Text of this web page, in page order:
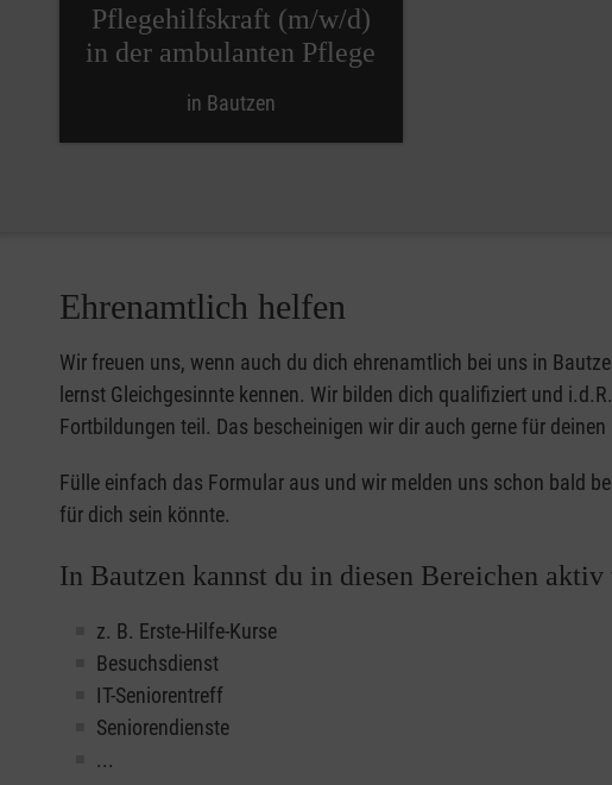
Pflegehilfskraft (m/w/d)
in der ambulanten Pflege
in Bautzen
Ehrenamtlich helfen
Wir freuen uns, wenn auch du dich ehrenamtlich bei uns in
lernst Gleichgesinnte kennen. Wir bilden dich qualifiziert und
Fortbildungen teil. Das bescheinigen wir dir auch gerne für
Fülle einfach das Formular aus und wir melden uns schon bald
für dich sein könnte.
In Bautzen kannst du in diesen Bereichen aktiv
z. B. Erste-Hilfe-Kurse
Besuchsdienst
IT-Seniorentreff
Seniorendienste
...